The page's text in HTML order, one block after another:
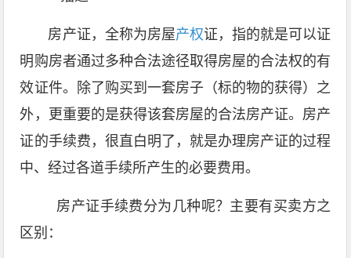
房产证，全称为房屋产权证，指的就是可以证
明购房者通过多种合法途径取得房屋的合法权的有
效证件。除了购买到一套房子（标的物的获得）之
外，更重要的是获得该套房屋的合法房产证。房产
证的手续费，很直白明了，就是办理房产证的过程
中、经过各道手续所产生的必要费用。
房产证手续费分为几种呢？主要有买卖方之
区别：